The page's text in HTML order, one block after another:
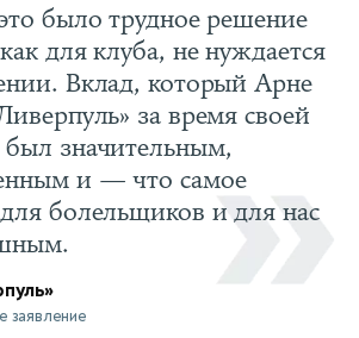
было трудное решение
для клуба, не нуждается
Вклад, который Арне
за время своей
значительным,
и — что самое
болельщиков и для нас
заявление